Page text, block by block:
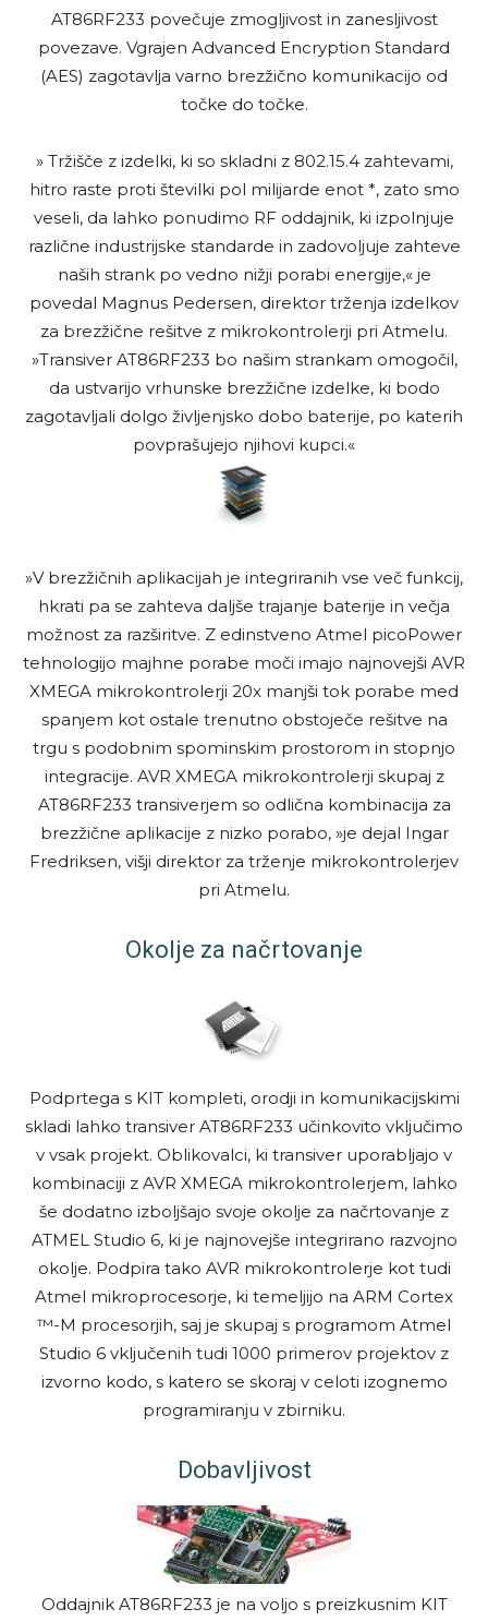
AT86RF233 povečuje zmogljivost in zanesljivost
povezave. Vgrajen Advanced Encryption Standard
(AES) zagotavlja varno brezžično komunikacijo od
točke do točke.
» Tržišče z izdelki, ki so skladni z 802.15.4 zahtevami,
hitro raste proti številki pol milijarde enot *, zato smo
veseli, da lahko ponudimo RF oddajnik, ki izpolnjuje
različne industrijske standarde in zadovoljuje zahteve
naših strank po vedno nižji porabi energije,« je
povedal Magnus Pedersen, direktor trženja izdelkov
za brezžične rešitve z mikrokontrolerji pri Atmelu.
»Transiver AT86RF233 bo našim strankam omogočil,
da ustvarijo vrhunske brezžične izdelke, ki bodo
zagotavljali dolgo življenjsko dobo baterije, po katerih
povprašujejo njihovi kupci.«
»V brezžičnih aplikacijah je integriranih vse več funkcij,
hkrati pa se zahteva daljše trajanje baterije in večja
možnost za razširitve. Z edinstveno Atmel picoPower
tehnologijo majhne porabe moči imajo najnovejši AVR
XMEGA mikrokontrolerji 20x manjši tok porabe med
spanjem kot ostale trenutno obstoječe rešitve na
trgu s podobnim spominskim prostorom in stopnjo
integracije. AVR XMEGA mikrokontrolerji skupaj z
AT86RF233 transiverjem so odlična kombinacija za
brezžične aplikacije z nizko porabo, »je dejal Ingar
Fredriksen, višji direktor za trženje mikrokontrolerjev
pri Atmelu.
Okolje za načrtovanje
Podprtega s KIT kompleti, orodji in komunikacijskimi
skladi lahko transiver AT86RF233 učinkovito vključimo
v vsak projekt. Oblikovalci, ki transiver uporabljajo v
kombinaciji z AVR XMEGA mikrokontrolerjem, lahko
še dodatno izboljšajo svoje okolje za načrtovanje z
ATMEL Studio 6, ki je najnovejše integrirano razvojno
okolje. Podpira tako AVR mikrokontrolerje kot tudi
Atmel mikroprocesorje, ki temeljijo na ARM Cortex
™-M procesorjih, saj je skupaj s programom Atmel
Studio 6 vključenih tudi 1000 primerov projektov z
izvorno kodo, s katero se skoraj v celoti izognemo
programiranju v zbirniku.
Dobavljivost
Oddajnik AT86RF233 je na voljo s preizkusnim KIT